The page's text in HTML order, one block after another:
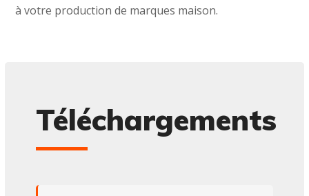
à votre production de marques maison.
Téléchargements